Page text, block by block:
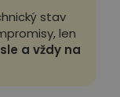
stav
len
a vždy na